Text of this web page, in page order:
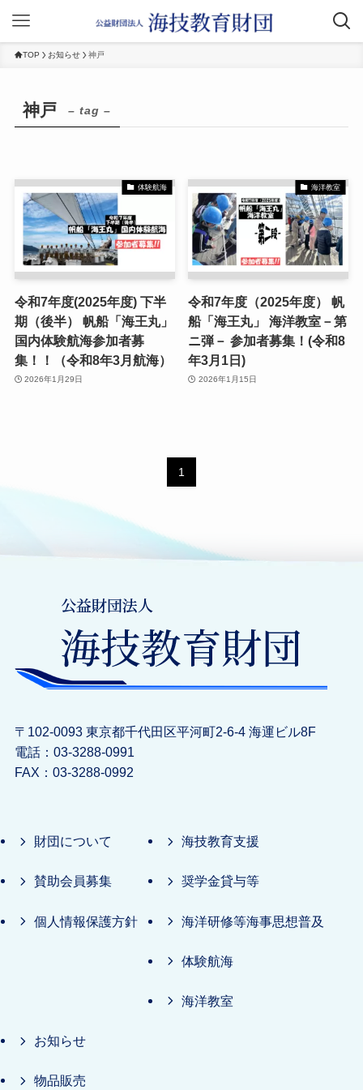
TOP お知らせ 神戸
神戸 – tag –
体験航海
令和7年度(2025年度) 下半
期（後半） 帆船「海王丸」
国内体験航海参加者募
集！！（令和8年3月航海）
2026年1月29日
海洋教室
令和7年度（2025年度） 帆
船「海王丸」 海洋教室－第
ニ弾－ 参加者募集！(令和8
年3月1日)
2026年1月15日
1
〒102-0093 東京都千代田区平河町2-6-4 海運ビル8F
電話：03-3288-0991
FAX：03-3288-0992
財団について
賛助会員募集
個人情報保護方針
海技教育支援
奨学金貸与等
海洋研修等海事思想普及
体験航海
海洋教室
お知らせ
物品販売